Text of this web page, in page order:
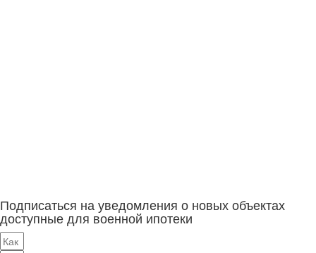
Подписаться на уведомления о новых объектах
доступные для военной ипотеки